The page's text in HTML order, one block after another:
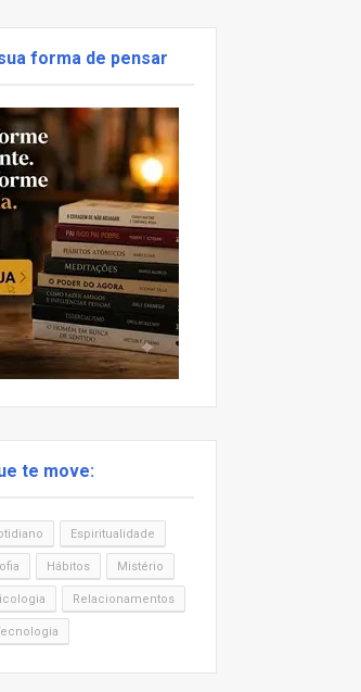
forma de pensar
te move:
Espiritualidade
Hábitos Mistério
Relacionamentos